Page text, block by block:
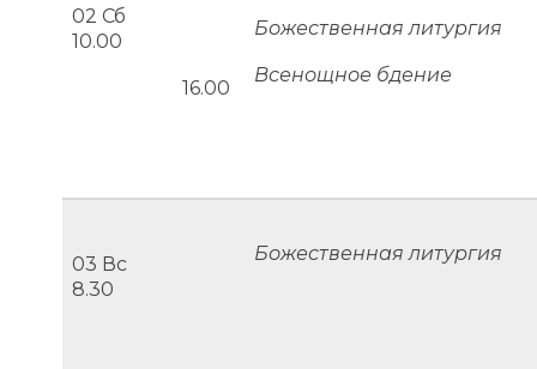
02 Сб
10.00
16.00
Божественная литургия
Всенощное бдение
03 Вс
8.30
Божественная литургия